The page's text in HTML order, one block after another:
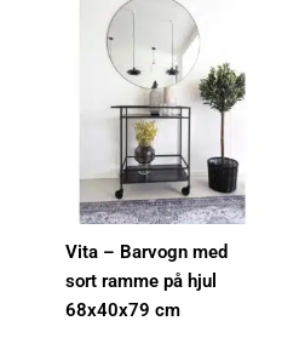
Vita – Barvogn med
sort ramme på hjul
68x40x79 cm
pris
749,00 kr..